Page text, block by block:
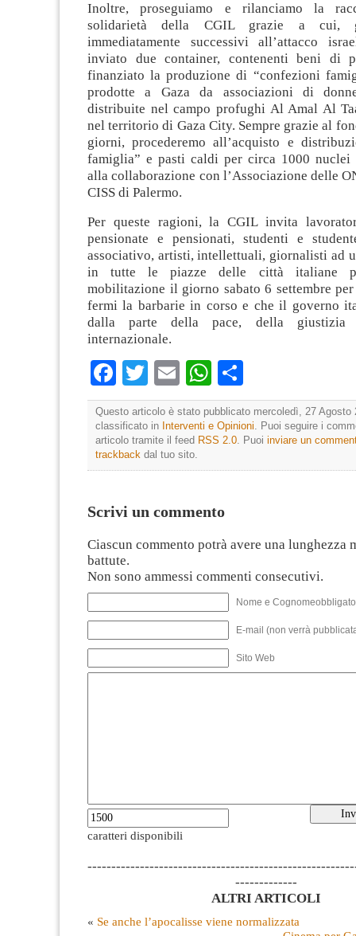
Inoltre, proseguiamo e rilanciamo la
solidarietà della CGIL grazie a cui,
immediatamente successivi all’attacco
inviato due container, contenenti beni di
finanziato la produzione di “confezioni
prodotte a Gaza da associazioni di
distribuite nel campo profughi Al Amal Al
nel territorio di Gaza City. Sempre grazie al
giorni, procederemo all’acquisto e
famiglia” e pasti caldi per circa 1000
alla collaborazione con l’Associazione delle
CISS di Palermo.
Per queste ragioni, la CGIL invita
pensionate e pensionati, studenti e
associativo, artisti, intellettuali, giornalisti ad
in tutte le piazze delle città italiane
mobilitazione il giorno sabato 6 settembre
fermi la barbarie in corso e che il governo
dalla parte della pace, della
internazionale.
Facebook
Twitter
EmailWhatsApp
Questo articolo è stato pubblicato mercoledì, 27 Agosto
classificato in Interventi e Opinioni . Puoi seguire i
articolo tramite il feed RSS 2.0 . Puoi inviare un
trackback dal tuo sito.
Scrivi un commento
Ciascun commento potrà avere una lunghezza
battute.
Non sono ammessi commenti consecutivi.
Nome e
E-mail (non verrà
Sito Web
caratteri disponibili
-------------
ALTRI ARTICOLI
« Se anche l’apocalisse viene normalizzata